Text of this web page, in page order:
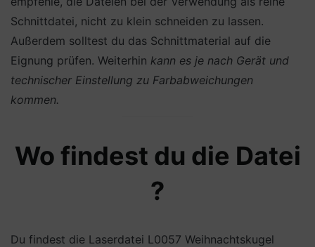
Schnittdatei, nicht zu klein schneiden zu lassen.
Außerdem solltest du das Schnittmaterial auf die
Eignung prüfen. Weiterhin kann es je nach Gerät und
technischer Einstellung zu Farbabweichungen
kommen.
Wo findest du die Datei
?
Du findest die Laserdatei L0057 Weihnachtskugel